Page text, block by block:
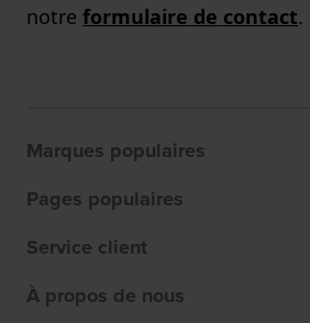
notre formulaire de contact.
Marques populaires
Pages populaires
Service client
À propos de nous